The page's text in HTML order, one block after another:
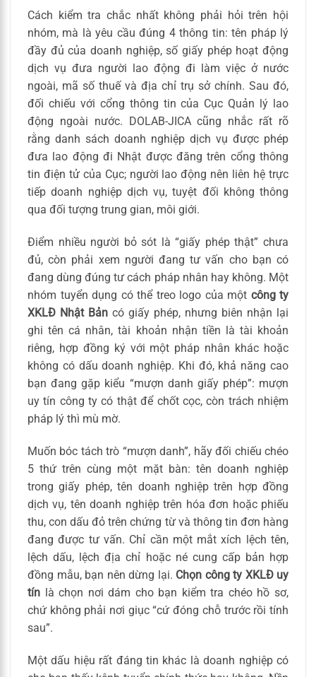
Cách kiểm tra chắc nhất không phải hỏi trên hội
nhóm, mà là yêu cầu đúng 4 thông tin: tên pháp lý
đầy đủ của doanh nghiệp, số giấy phép hoạt động
dịch vụ đưa người lao động đi làm việc ở nước
ngoài, mã số thuế và địa chỉ trụ sở chính. Sau đó,
đối chiếu với cổng thông tin của Cục Quản lý lao
động ngoài nước. DOLAB-JICA cũng nhắc rất rõ
rằng danh sách doanh nghiệp dịch vụ được phép
đưa lao động đi Nhật được đăng trên cổng thông
tin điện tử của Cục; người lao động nên liên hệ trực
tiếp doanh nghiệp dịch vụ, tuyệt đối không thông
qua đối tượng trung gian, môi giới.
Điểm nhiều người bỏ sót là “giấy phép thật” chưa
đủ, còn phải xem người đang tư vấn cho bạn có
đang dùng đúng tư cách pháp nhân hay không. Một
nhóm tuyển dụng có thể treo logo của một công ty
XKLĐ Nhật Bản có giấy phép, nhưng biên nhận lại
ghi tên cá nhân, tài khoản nhận tiền là tài khoản
riêng, hợp đồng ký với một pháp nhân khác hoặc
không có dấu doanh nghiệp. Khi đó, khả năng cao
bạn đang gặp kiểu “mượn danh giấy phép”: mượn
uy tín công ty có thật để chốt cọc, còn trách nhiệm
pháp lý thì mù mờ.
Muốn bóc tách trò “mượn danh”, hãy đối chiếu chéo
5 thứ trên cùng một mặt bàn: tên doanh nghiệp
trong giấy phép, tên doanh nghiệp trên hợp đồng
dịch vụ, tên doanh nghiệp trên hóa đơn hoặc phiếu
thu, con dấu đỏ trên chứng từ và thông tin đơn hàng
đang được tư vấn. Chỉ cần một mắt xích lệch tên,
lệch dấu, lệch địa chỉ hoặc né cung cấp bản hợp
đồng mẫu, bạn nên dừng lại. Chọn công ty XKLĐ uy
tín là chọn nơi dám cho bạn kiểm tra chéo hồ sơ,
chứ không phải nơi giục “cứ đóng chỗ trước rồi tính
sau”.
Một dấu hiệu rất đáng tin khác là doanh nghiệp có